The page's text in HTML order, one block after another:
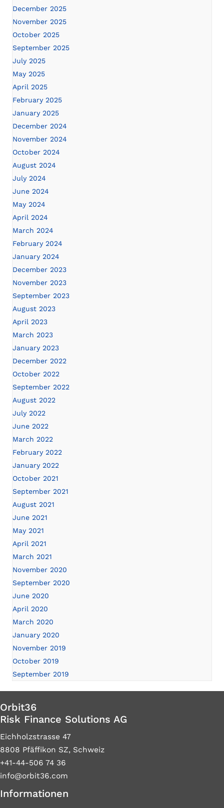
December 2025
November 2025
October 2025
September 2025
July 2025
May 2025
April 2025
February 2025
January 2025
December 2024
November 2024
October 2024
August 2024
July 2024
June 2024
May 2024
April 2024
March 2024
February 2024
January 2024
December 2023
November 2023
September 2023
August 2023
April 2023
March 2023
January 2023
December 2022
October 2022
September 2022
August 2022
July 2022
June 2022
March 2022
February 2022
January 2022
October 2021
September 2021
August 2021
June 2021
May 2021
April 2021
March 2021
November 2020
September 2020
June 2020
April 2020
March 2020
January 2020
November 2019
October 2019
September 2019
Orbit36
Risk Finance Solutions AG
Eichholzstrasse 47
8808 Pfäffikon SZ, Schweiz
+41-44-506 74 36
info@orbit36.com
Informationen